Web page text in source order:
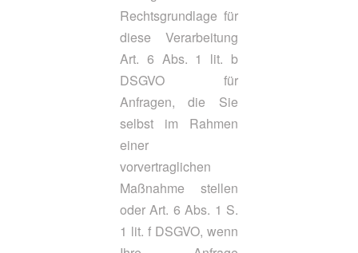
Rechtsgrundlage für
diese Verarbeitung
Art. 6 Abs. 1 lit. b
DSGVO für
Anfragen, die Sie
selbst im Rahmen
einer
vorvertraglichen
Maßnahme stellen
oder Art. 6 Abs. 1 S.
1 lit. f DSGVO, wenn